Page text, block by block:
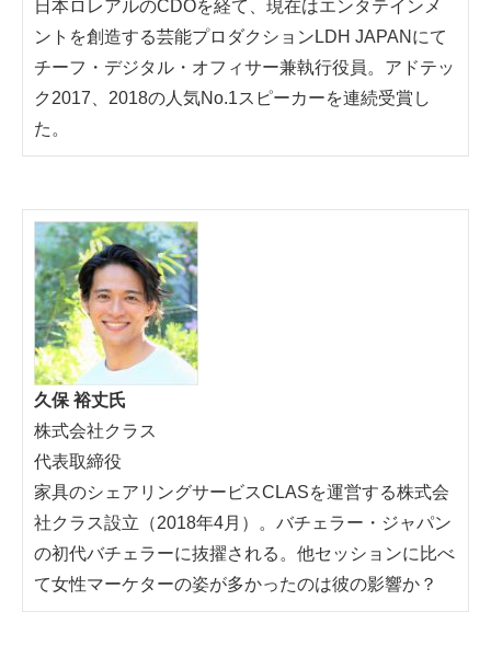
日本ロレアルのCDOを経て、現在はエンタテインメ
ントを創造する芸能プロダクションLDH JAPANにて
チーフ・デジタル・オフィサー兼執行役員。アドテッ
ク2017、2018の人気No.1スピーカーを連続受賞し
た。
久保 裕丈氏
株式会社クラス
代表取締役
家具のシェアリングサービスCLASを運営する株式会
社クラス設立（2018年4月）。バチェラー・ジャパン
の初代バチェラーに抜擢される。他セッションに比べ
て女性マーケターの姿が多かったのは彼の影響か？